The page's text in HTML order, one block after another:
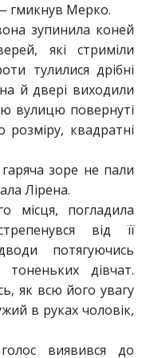
гмикнув Мерко.
зупинила коней
які стриміли
тулилися дрібні
й двері виходили
вулицю повернуті
розміру, квадратні
зоре не пали
Лірена.
місця, погладила
від її
потягуючись
дівчат.
як всю його увагу
в руках чоловік,
виявився до